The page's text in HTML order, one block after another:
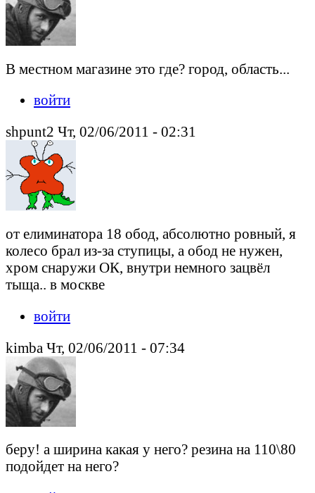
В местном магазине это где? город, область...
войти
shpunt2 Чт, 02/06/2011 - 02:31
от елиминатора 18 обод, абсолютно ровный, я
колесо брал из-за ступицы, а обод не нужен,
хром снаружи ОК, внутри немного зацвёл
тыща.. в москве
войти
kimba Чт, 02/06/2011 - 07:34
беру! а ширина какая у него? резина на 110\80
подойдет на него?